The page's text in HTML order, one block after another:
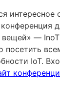
интересное
вещей» —
посетить
IoT.